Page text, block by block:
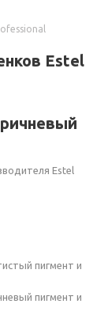
Estel
Estel
пигмент и
пигмент и